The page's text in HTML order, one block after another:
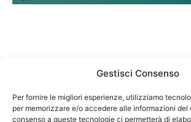
Gestisci Consenso
Per fornire le migliori esperienze, utilizziamo
per memorizzare e/o accedere alle informazioni del
consenso a queste tecnologie ci permetterà di
Federazione Nazionale Degli Ordini